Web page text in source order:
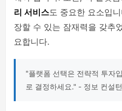
리 서비스도 중요한 요소입
장할 수 있는 잠재력을 갖추
요합니다.
"플랫폼 선택은 전략적 투자
로 결정하세요." - 정보 컨설